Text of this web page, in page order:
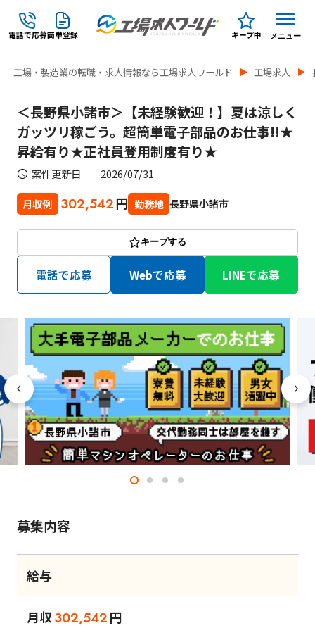
電話で応募簡単登録 キープ中 メニュー
工場・製造業の転職・求人情報なら工場求人ワールド 工場求人
＜長野県小諸市＞【未経験歓迎！】夏は涼しく
ガッツリ稼ごう。超簡単電子部品のお仕事!!★
昇給有り★正社員登用制度有り★
案件更新日 2026/07/31
月収例 302,542円 勤務地 長野県小諸市
キープする
電話で応募 Webで応募 LINEで応募
募集内容
給与
月収302,542円